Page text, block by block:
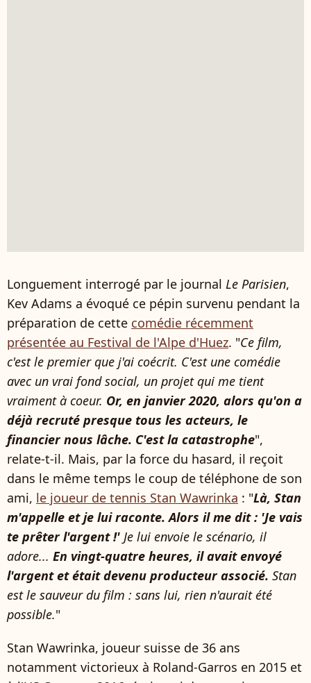
Longuement interrogé par le journal Le Parisien,
Kev Adams a évoqué ce pépin survenu pendant la
préparation de cette comédie récemment
présentée au Festival de l'Alpe d'Huez. "Ce film,
c'est le premier que j'ai coécrit. C'est une comédie
avec un vrai fond social, un projet qui me tient
vraiment à coeur. Or, en janvier 2020, alors qu'on a
déjà recruté presque tous les acteurs, le
financier nous lâche. C'est la catastrophe",
relate-t-il. Mais, par la force du hasard, il reçoit
dans le même temps le coup de téléphone de son
ami, le joueur de tennis Stan Wawrinka : "Là, Stan
m'appelle et je lui raconte. Alors il me dit : 'Je vais
te prêter l'argent !' Je lui envoie le scénario, il
adore... En vingt-quatre heures, il avait envoyé
l'argent et était devenu producteur associé. Stan
est le sauveur du film : sans lui, rien n'aurait été
possible."
Stan Wawrinka, joueur suisse de 36 ans
notamment victorieux à Roland-Garros en 2015 et